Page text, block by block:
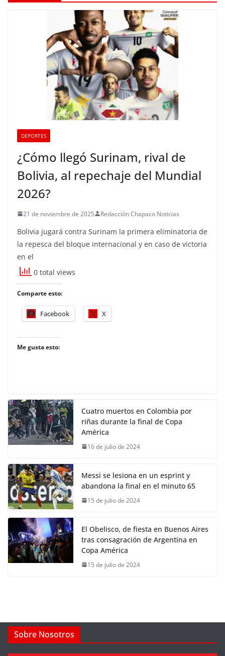
DEPORTES
¿Cómo llegó Surinam, rival de
Bolivia, al repechaje del Mundial
2026?
21 de noviembre de 2025 Redacción Chapaco Noticias
Bolivia jugará contra Surinam la primera eliminatoria de
la repesca del bloque internacional y en caso de victoria
en el
0 total views
Comparte esto:
Facebook X
Me gusta esto:
Cuatro muertos en Colombia por
riñas durante la final de Copa
América
16 de julio de 2024
Messi se lesiona en un esprint y
abandona la final en el minuto 65
15 de julio de 2024
El Obelisco, de fiesta en Buenos Aires
tras consagración de Argentina en
Copa América
15 de julio de 2024
Sobre Nosotros